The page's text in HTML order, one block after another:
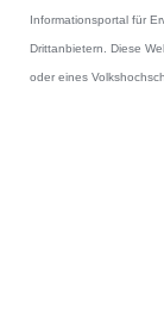
Informationsportal für
Drittanbietern. Diese
oder eines